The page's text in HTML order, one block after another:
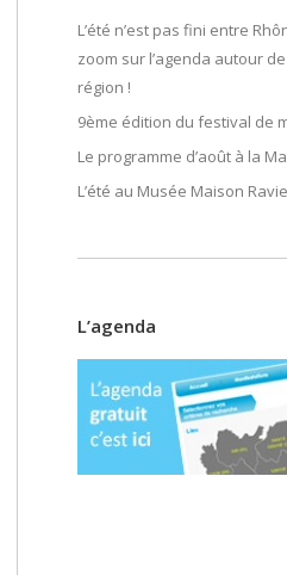
L’été n’est pas fini entre
zoom sur l’agenda autour
région !
9ème édition du festival de
Le programme d’août à la
L’été au Musée Maison
L’agenda